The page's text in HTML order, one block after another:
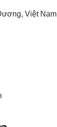
Việt Nam